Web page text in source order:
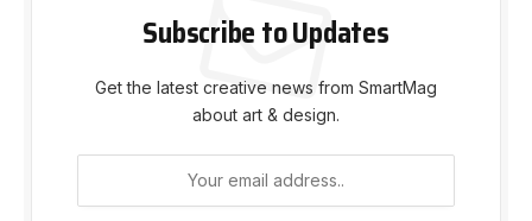
Subscribe to Updates
Get the latest creative news from SmartMag
about art & design.